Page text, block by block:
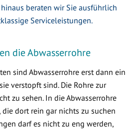
beraten wir Sie ausführlich
Serviceleistungen.
die Abwasserrohre
sind Abwasserrohre erst dann ein
verstopft sind. Die Rohre zur
zu sehen. In die Abwasserrohre
dort rein gar nichts zu suchen
darf es nicht zu eng werden,